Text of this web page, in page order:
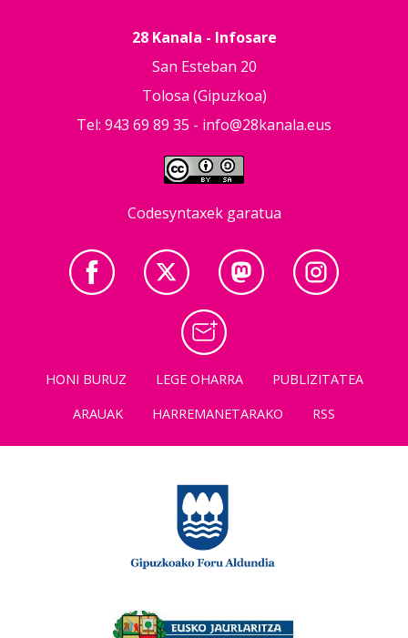
28 Kanala - Infosare
San Esteban 20
Tolosa (Gipuzkoa)
Tel: 943 69 89 35 - info@28kanala.eus
Codesyntaxek garatua
HONI BURUZ LEGE OHARRA
PUBLIZITATEA
ARAUAK
HARREMANETARAKO RSS